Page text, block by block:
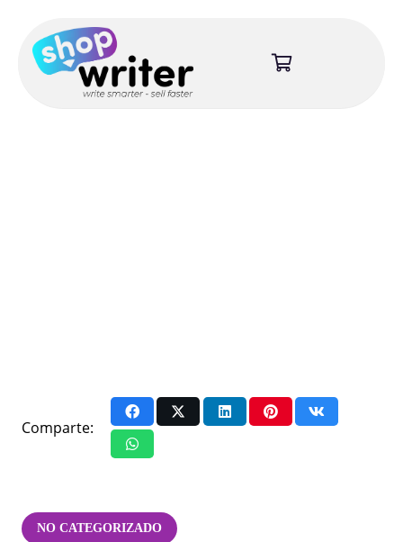
Comparte:
NO CATEGORIZADO